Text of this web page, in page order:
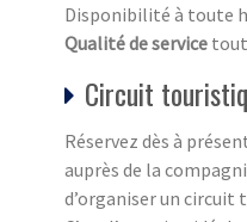
Disponibilité à toute
Qualité de service
Circuit
Réservez dès à
auprès de la
d’organiser un